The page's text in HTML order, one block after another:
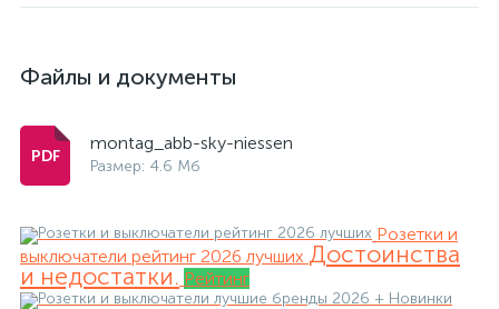
Файлы и документы
montag_abb-sky-niessen
Размер: 4.6 Мб
Розетки и
выключатели рейтинг 2026 лучших Достоинства
и недостатки. Рейтинг